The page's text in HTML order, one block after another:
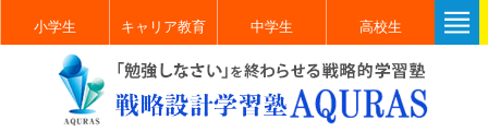
小学生 キャリア教育 中学生 高校生